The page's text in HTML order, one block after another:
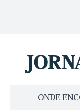
ONDE